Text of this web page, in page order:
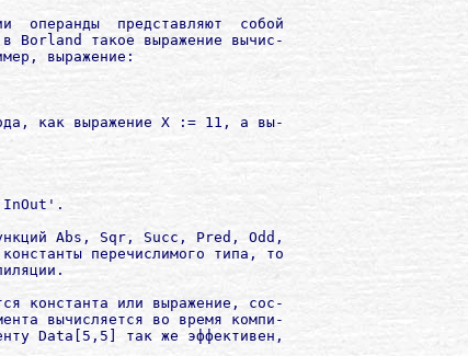
операнды  представляют  собой
Borland такое выражение вычис-
выражение:
как выражение Х := 11, а вы-
Abs, Sqr, Succ, Pred, Odd,
перечислимого типа, то
константа или выражение, сос-
вычисляется во время компи-
Dаtа[5,5] так же эффективен,